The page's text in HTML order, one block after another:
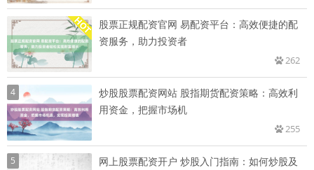
股票正规配资官网 易配资平台：高效便捷的配
资服务，助力投资者
262
4
炒股股票配资网站 股指期货配资策略：高效利
用资金，把握市场机
255
5
网上股票配资开户 炒股入门指南：如何炒股及